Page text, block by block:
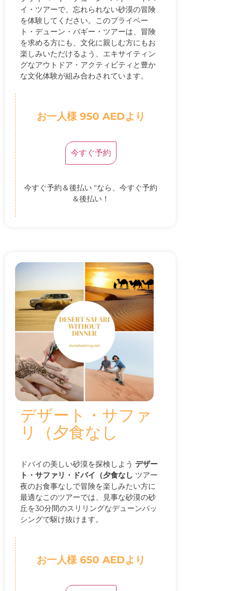
イ・ツアーで、忘れられない砂漠の冒険
を体験してください。このプライベー
ト・デューン・バギー・ツアーは、冒険
を求める方にも、文化に親しむ方にもお
楽しみいただけるよう、エキサイティン
グなアウトドア・アクティビティと豊か
な文化体験が組み合わされています。
お一人様 950 AEDより
今すぐ予約
今すぐ予約＆後払い "なら、今すぐ予約
＆後払い！
デザート・サファ
リ（夕食なし
ドバイの美しい砂漠を探検しよう デザー
ト・サファリ・ドバイ（夕食なし ツアー
夜のお食事なしで冒険を楽しみたい方に
最適なこのツアーでは、見事な砂漠の砂
丘を30分間のスリリングなデューンバッ
シングで駆け抜けます。
お一人様 650 AEDより